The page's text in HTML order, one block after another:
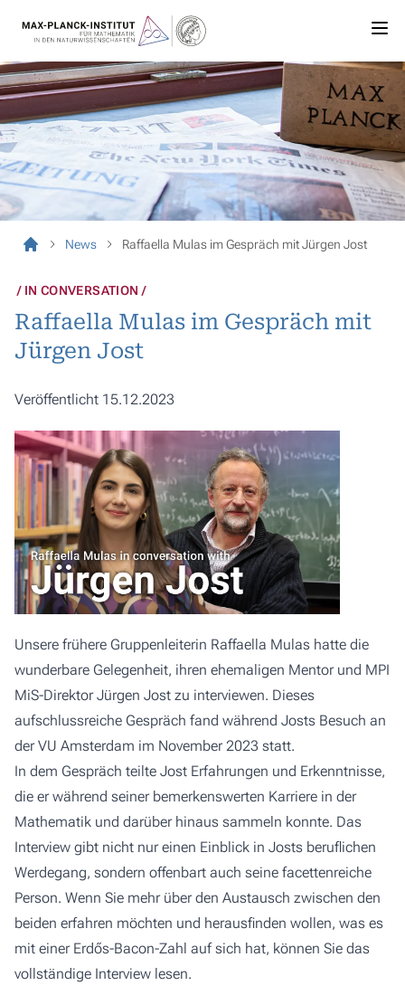
News Raffaella Mulas im Gespräch mit Jürgen Jost
IN CONVERSATION
Raffaella Mulas im Gespräch mit
Jürgen Jost
Veröffentlicht 15.12.2023
Unsere frühere Gruppenleiterin Raffaella Mulas hatte die
wunderbare Gelegenheit, ihren ehemaligen Mentor und MPI
MiS-Direktor Jürgen Jost zu interviewen. Dieses
aufschlussreiche Gespräch fand während Josts Besuch an
der VU Amsterdam im November 2023 statt.
In dem Gespräch teilte Jost Erfahrungen und Erkenntnisse,
die er während seiner bemerkenswerten Karriere in der
Mathematik und darüber hinaus sammeln konnte. Das
Interview gibt nicht nur einen Einblick in Josts beruflichen
Werdegang, sondern offenbart auch seine facettenreiche
Person. Wenn Sie mehr über den Austausch zwischen den
beiden erfahren möchten und herausfinden wollen, was es
mit einer Erdős-Bacon-Zahl auf sich hat, können Sie das
vollständige Interview lesen.